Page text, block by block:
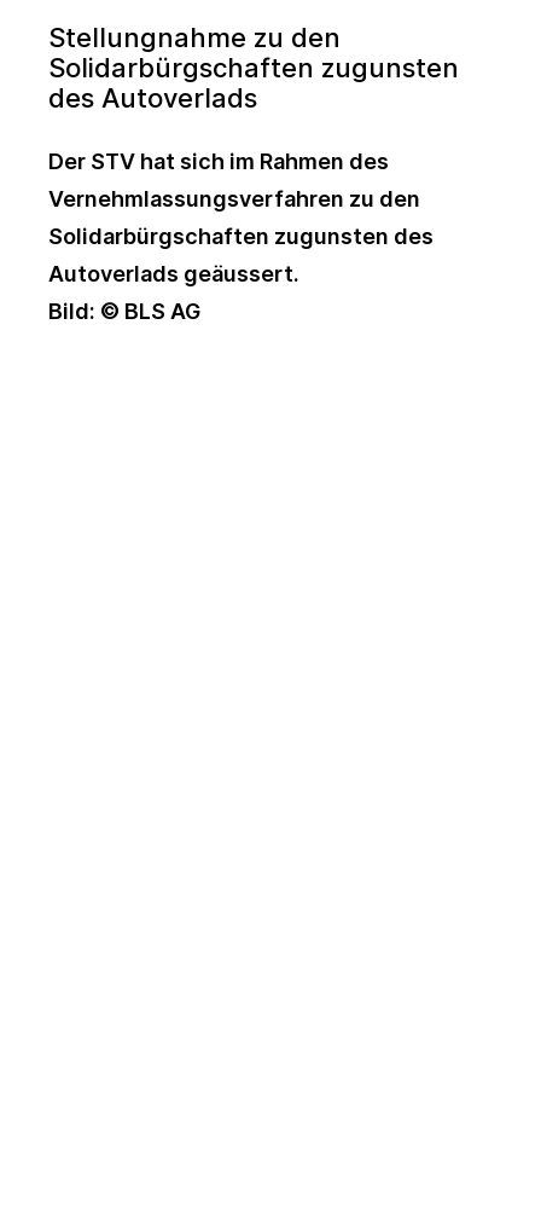
Stellungnahme zu den
Solidarbürgschaften zugunsten
des Autoverlads
Der STV hat sich im Rahmen des
Vernehmlassungsverfahren zu den
Solidarbürgschaften zugunsten des
Autoverlads geäussert.
Bild: © BLS AG